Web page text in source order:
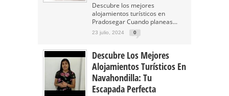
Descubre los mejores
alojamientos turísticos en
Pradosegar Cuando planeas...
23 julio, 2024 0
Descubre Los Mejores
Alojamientos Turísticos En
Navahondilla: Tu
Escapada Perfecta